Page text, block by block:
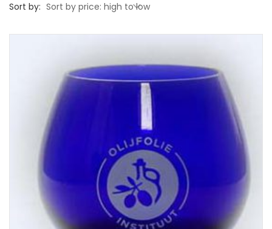
Sort by: Sort by price: high to low